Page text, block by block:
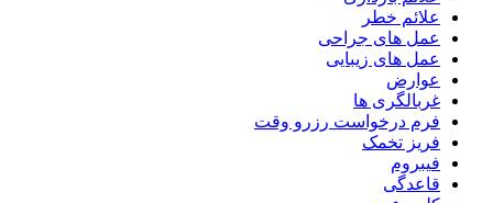
علائم خطر
عمل های جراحی
عمل های زیبایی
عوارض
غربالگری ها
فرم درخواست رزرو وقت
فریز تخمک
فیبروم
قاعدگی